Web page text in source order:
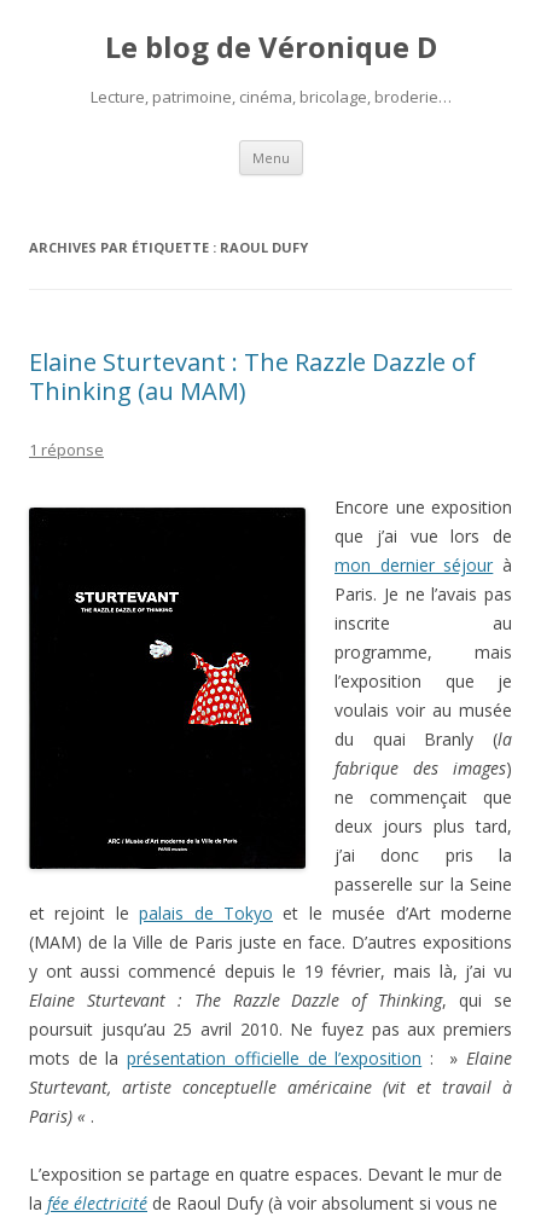
Le blog de Véronique D
Lecture, patrimoine, cinéma, bricolage, broderie…
Menu Aller
contenu
ARCHIVES PAR ÉTIQUETTE : RAOUL DUFY
Elaine Sturtevant : The Razzle Dazzle of
Thinking (au MAM)
1 réponse
Encore une exposition
que j’ai vue lors de
mon dernier séjour à
Paris. Je ne l’avais pas
inscrite au
programme, mais
l’exposition que je
voulais voir au musée
du quai Branly (la
fabrique des images)
ne commençait que
deux jours plus tard,
j’ai donc pris la
passerelle sur la Seine
et rejoint lepalais de Tokyo et le musée d’Art moderne
(MAM) de la Ville de Paris juste en face. D’autres expositions
y ont aussi commencé depuis le 19 février, mais là, j’ai vu
Elaine Sturtevant : The Razzle Dazzle of Thinking, qui se
poursuit jusqu’au 25 avril 2010. Ne fuyez pas aux premiers
mots de laprésentation officielle de l’exposition : »Elaine
Sturtevant, artiste conceptuelle américaine (vit et travail à
Paris) « .
L’exposition se partage en quatre espaces. Devant le mur de
la fée électricité de Raoul Dufy (à voir absolument si vous ne